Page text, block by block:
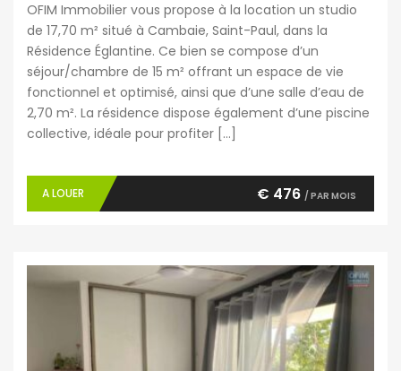
OFIM Immobilier vous propose à la location un studio
de 17,70 m² situé à Cambaie, Saint-Paul, dans la
Résidence Églantine. Ce bien se compose d’un
séjour/chambre de 15 m² offrant un espace de vie
fonctionnel et optimisé, ainsi que d’une salle d’eau de
2,70 m². La résidence dispose également d’une piscine
collective, idéale pour profiter […]
A LOUER € 476 / PAR MOIS